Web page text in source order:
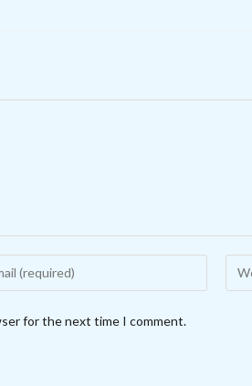
Enter
your
for the next time I comment.